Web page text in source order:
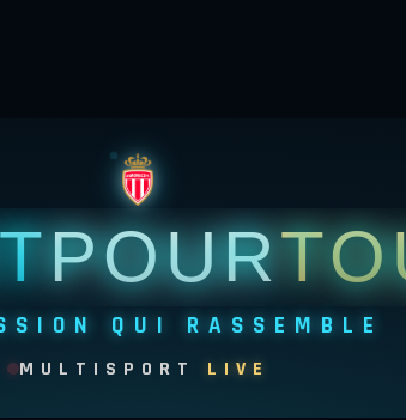
POUR
QUI RASSEMBLE
MULTISPORT LIVE